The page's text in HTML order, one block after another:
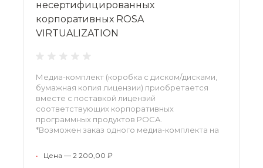
несертифицированных
корпоративных ROSA
VIRTUALIZATION
Медиа-комплект (коробка с диском/дисками,
бумажная копия лицензии) приобретается
вместе с поставкой лицензий
соответствующих корпоративных
программных продуктов РОСА.
*Возможен заказ одного медиа-комплекта на
• Цена — 2 200,00 ₽